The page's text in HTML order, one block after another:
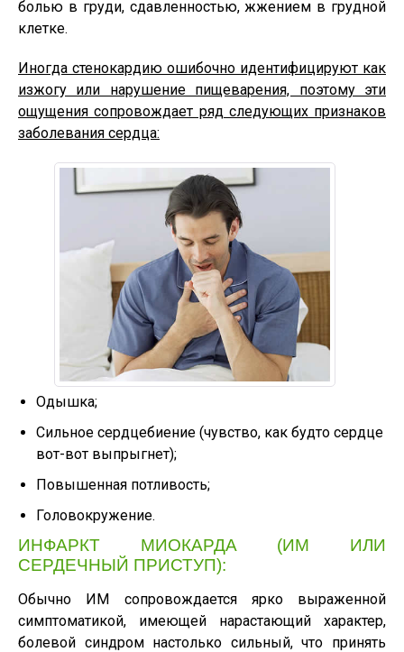
болью в груди, сдавленностью, жжением в грудной
клетке.
Иногда стенокардию ошибочно идентифицируют как
изжогу или нарушение пищеварения, поэтому эти
ощущения сопровождает ряд следующих признаков
заболевания сердца:
Одышка;
Сильное сердцебиение (чувство, как будто сердце
вот-вот выпрыгнет);
Повышенная потливость;
Головокружение.
ИНФАРКТ МИОКАРДА (ИМ ИЛИ
СЕРДЕЧНЫЙ ПРИСТУП):
Обычно ИМ сопровождается ярко выраженной
симптоматикой, имеющей нарастающий характер,
болевой синдром настолько сильный, что принять